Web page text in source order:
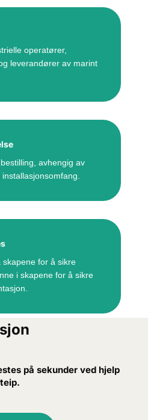
operatører,
leverandører av marint
avhengig av
for å sikre
i skapene for å sikre
på sekunder ved hjelp